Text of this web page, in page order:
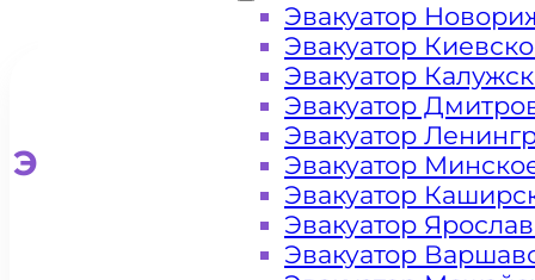
Эвакуатор для легковых
Эвакуатор
Эвакуатор
Эвакуатор
Эвакуатор
Эвакуатор
Эвакуатор
Эвакуатор
Эвакуатор
Эвакуатор